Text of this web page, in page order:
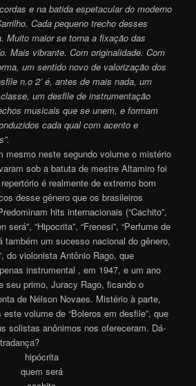
e na batida espetacular do moderno
Cada pequeno trecho desses
Muito maior se torna a fixação das
Mais vibrante. Com originalidade. Com
um sentido novo de valorização dos
n.o 2’ é, antes de mais nada, um
um desfile de instrumentação
musicais que se unem, e formam
cada qual com acento e
mesmo neste segundo volume o mistério
sob a batuta de mestre Altamiro foi
é realmente de extremo bom
desse gênero que os brasileiros
hits internacionais (“Cachito”,
será”, “Hipocrita”, “Frenesi”, “Perfume de
também um sucesso nacional do gênero,
do violonista Antônio Rago, que
instrumental , em 1947, e um ano
seu primo, Juracy Rago, ficando o
de Nélson Novaes. Mistério à parte,
volume de “Boleros em desfile”, que
solistas anônimos nos ofereceram. Dá-
a?
hipócrita
quem será